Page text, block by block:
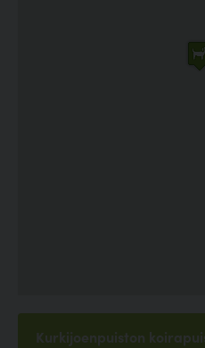
Kurkijoenpuiston